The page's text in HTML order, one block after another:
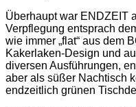
Überhaupt war ENDZEIT
Verpflegung entsprach
wie immer „flat“ aus dem
Kakerlaken-Design und
diversen Ausführungen,
aber als süßer Nachtisch
endzeitlich grünen